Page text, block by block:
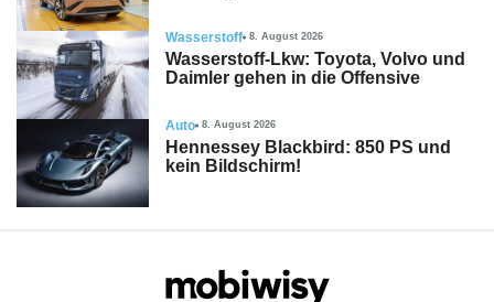
Wasserstoff 8. August 2026
Wasserstoff-Lkw: Toyota, Volvo und
Daimler gehen in die Offensive
Auto 8. August 2026
Hennessey Blackbird: 850 PS und
kein Bildschirm!